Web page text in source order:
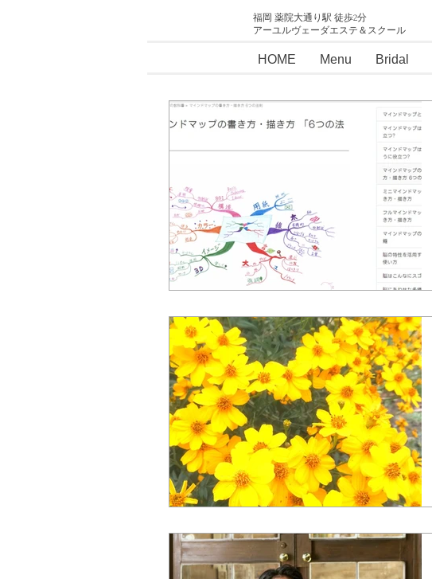
福岡 薬院大通り駅 徒歩2分
アーユルヴェーダエステ＆スクール
HOME Menu Bridal